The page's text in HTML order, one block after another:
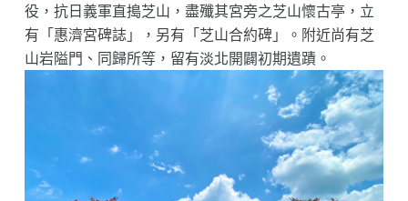
役，抗日義軍直搗芝山，盡殲其宮旁之芝山懷古亭，立
有「惠濟宮碑誌」，另有「芝山合約碑」。附近尚有芝
山岩隘門、同歸所等，留有淡北開闢初期遺蹟。